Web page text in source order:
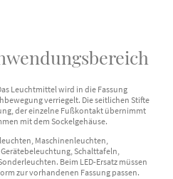
Leuchtmittel wird in die Fassung
verriegelt. Die seitlichen Stifte
der einzelne Fußkontakt übernimmt
mit dem Sockelgehäuse.
Maschinenleuchten,
Schalttafeln,
Beim LED-Ersatz müssen
zur vorhandenen Fassung passen.